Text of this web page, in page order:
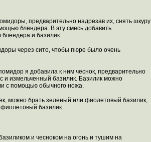
предварительно надрезав их, снять шкуру
блендера. В эту смесь добавить
и базилик.
через сито, чтобы пюре было очень
я добавила к ним чеснок, предварительно
и измельченный базилик. Базилик можно
с помощью обычного ножа.
можно брать зеленый или фиолетовый базилик,
базилик.
и чесноком на огонь и тушим на